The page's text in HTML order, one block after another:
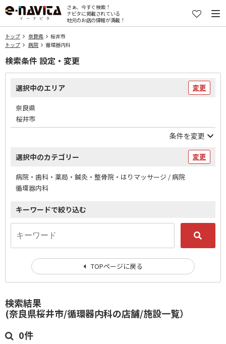
さぁ、今すぐ検索！
ナビタに掲載されている
地元のお店の情報が満載！
トップ 奈良県
桜井市
トップ
病院 循環器内科
検索結果
(奈良県桜井市/循環器内科の店舗/施設一覧）
0件
検索条件 設定・変更
選択中のエリア 変更
奈良県
桜井市
条件を変更
選択中のカテゴリー 変更
病院・歯科・薬局・鍼灸・整骨院・はりマッサージ / 病院
循環器内科
キーワードで絞り込む
TOPページに戻る